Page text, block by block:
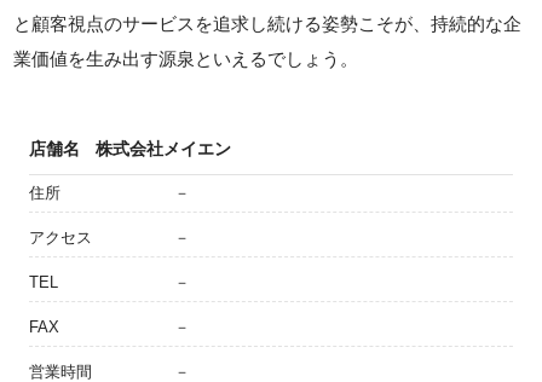
と顧客視点のサービスを追求し続ける姿勢こそが、持続的な企
業価値を生み出す源泉といえるでしょう。
店舗名 株式会社メイエン
住所 －
アクセス －
TEL －
FAX －
営業時間 －